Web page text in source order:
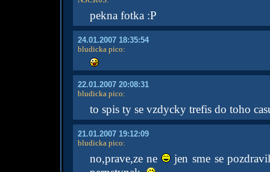
pekna fotka :P
24.01.2007 18:35:54
bludicka pico:
22.01.2007 20:08:31
bludicka pico:
to spis ty se vzdycky trefis do toho
21.01.2007 19:12:09
bludicka pico:
no,prave,ze ne
jen sme se